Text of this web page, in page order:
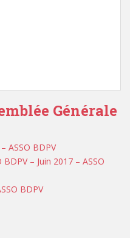
Générale
ASSO BDPV
BDPV – Juin 2017 – ASSO
BDPV